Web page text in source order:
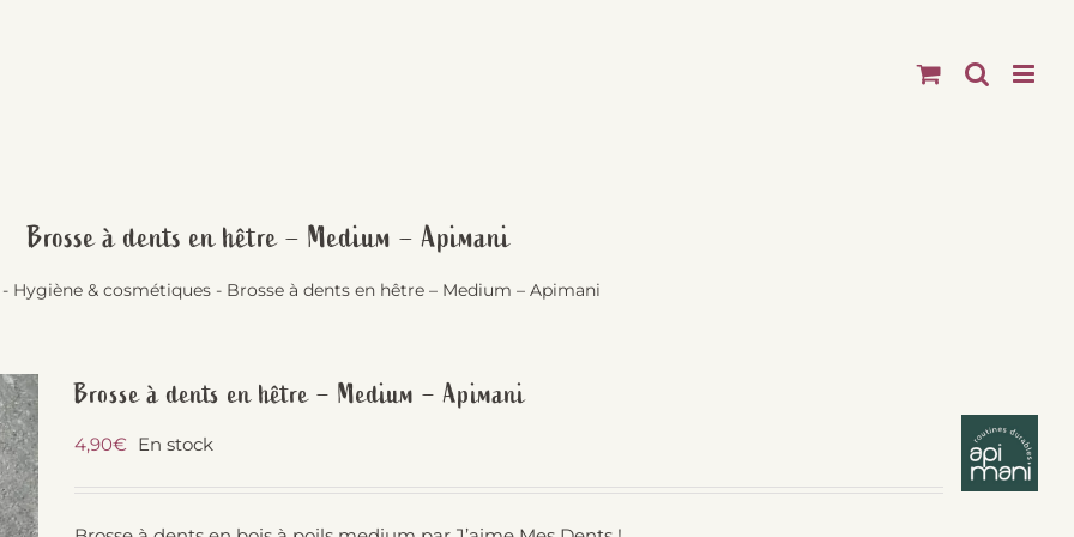
Brosse à dents en hêtre – Medium – Apimani
- Hygiène & cosmétiques - Brosse à dents en hêtre – Medium – Apimani
Brosse à dents en hêtre – Medium – Apimani
4,90€ En stock